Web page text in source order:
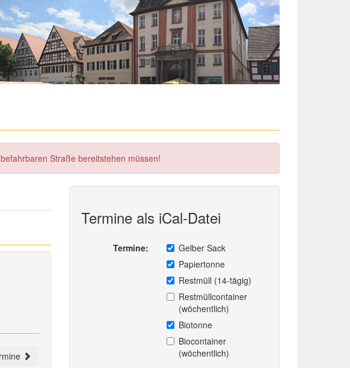
Straße bereitstehen müssen!
Termine als iCal-Datei
Termine:
Gelber Sack
Papiertonne
Restmüll (14-tägig)
Restmüllcontainer
(wöchentlich)
Biotonne
Biocontainer
(wöchentlich)